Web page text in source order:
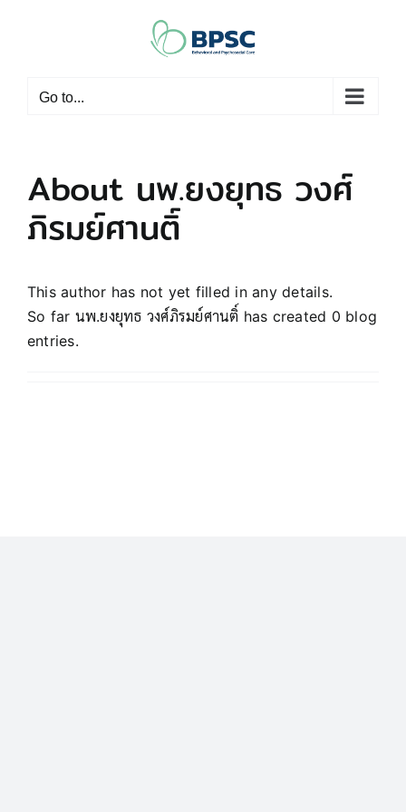
Go to...
About นพ.ยงยุทธ วงศ์
ภิรมย์ศานติ์
This author has not yet filled in any details.
So far นพ.ยงยุทธ วงศ์ภิรมย์ศานติ์ has created 0 blog
entries.